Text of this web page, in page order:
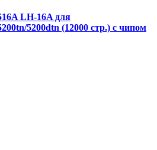
LH-16A для
5200dtn (12000 стр.) с чипом